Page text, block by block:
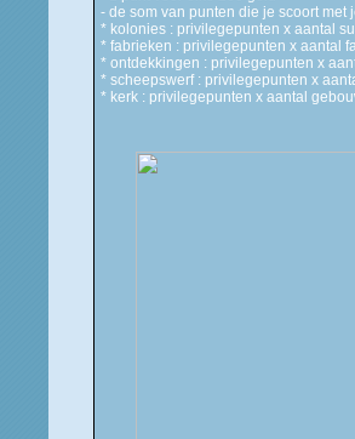
- de som van punten die je scoort
* kolonies : privilegepunten x aantal
* fabrieken : privilegepunten x aantal
* ontdekkingen : privilegepunten x
* scheepswerf : privilegepunten x
* kerk : privilegepunten x aantal